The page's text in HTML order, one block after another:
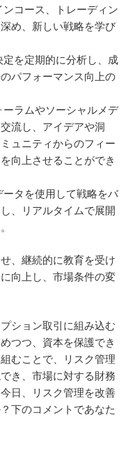
コース、トレーディン
め、新しい戦略を学び
定を定期的に分析し、成
パフォーマンス向上の
ーラムやソーシャルメデ
流し、アイデアや洞
ュニティからのフィー
向上させることができ
ータを使用して戦略をバ
、リアルタイムで展開
、継続的に教育を受け
向上し、市場条件の変
ション取引に組み込む
つつ、資本を保護でき
むことで、リスク管理
き、市場に対する財務
日、リスク管理を改善
下のコメントであなた